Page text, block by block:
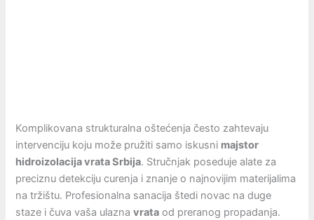
Komplikovana strukturalna oštećenja često zahtevaju
intervenciju koju može pružiti samo iskusni majstor
hidroizolacija vrata Srbija. Stručnjak poseduje alate za
preciznu detekciju curenja i znanje o najnovijim materijalima
na tržištu. Profesionalna sanacija štedi novac na duge
staze i čuva vaša ulaznavrata od preranog propadanja.